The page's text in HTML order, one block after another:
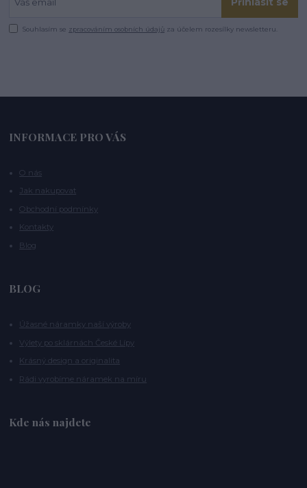
Souhlasím se zpracováním osobních údajů za účelem rozesílky newsletteru.
INFORMACE PRO VÁS
O nás
Jak nakupovat
Obchodní podmínky
Kontakty
Blog
BLOG
Úžasné náramky naší výroby
Výlety po sklárnách České Lípy
Krásný design a originalita
Rádi vyrobíme náramek na míru
Kde nás najdete